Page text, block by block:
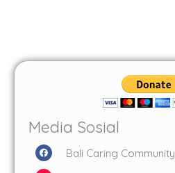
Media Sosial
F
a
c
Bali Caring Community